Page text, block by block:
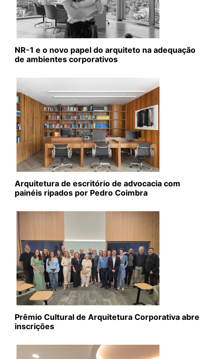
NR-1 e o novo papel do arquiteto na adequação
de ambientes corporativos
Arquitetura de escritório de advocacia com
painéis ripados por Pedro Coimbra
Prêmio Cultural de Arquitetura Corporativa abre
inscrições